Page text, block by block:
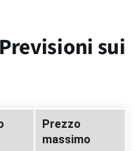
sui
Prezzo
massimo